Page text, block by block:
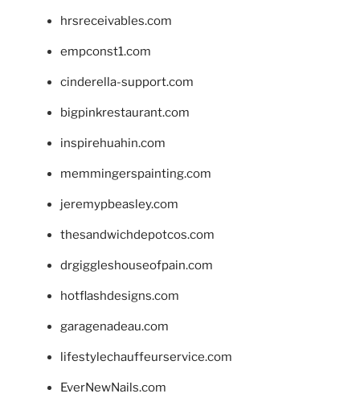
hrsreceivables.com
empconst1.com
cinderella-support.com
bigpinkrestaurant.com
inspirehuahin.com
memmingerspainting.com
jeremypbeasley.com
thesandwichdepotcos.com
drgiggleshouseofpain.com
hotflashdesigns.com
garagenadeau.com
lifestylechauffeurservice.com
EverNewNails.com